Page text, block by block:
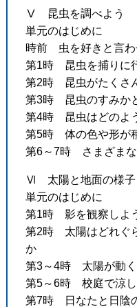
Ⅴ 昆虫を調べよう
単元のはじめに
時前 虫を好きと言わ
第1時 昆虫を捕りに
第2時 昆虫がたくさ
第3時 昆虫のすみか
第4時 昆虫はどのよ
第5時 体の色や形が
第6～7時 さまざまな
Ⅵ 太陽と地面の様子
単元のはじめに
第1時 影を観察しよ
第2時 太陽はどれぐ
か
第3～4時 太陽が動
第5～6時 校庭で涼
第7時 日なたと日陰